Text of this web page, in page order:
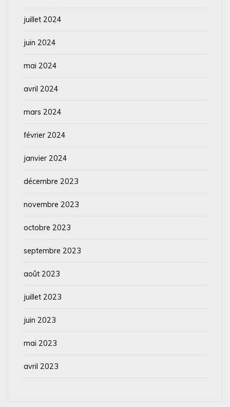
juillet 2024
juin 2024
mai 2024
avril 2024
mars 2024
février 2024
janvier 2024
décembre 2023
novembre 2023
octobre 2023
septembre 2023
août 2023
juillet 2023
juin 2023
mai 2023
avril 2023